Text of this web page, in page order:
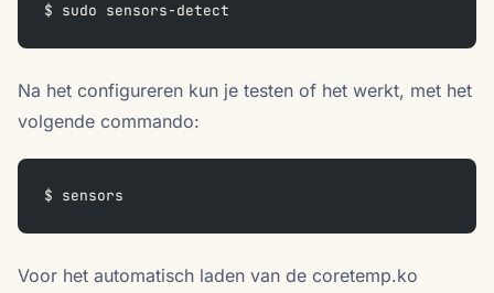
$ sudo sensors-detect
Na het configureren kun je testen of het werkt, met het
volgende commando:
$ sensors
Voor het automatisch laden van de coretemp.ko